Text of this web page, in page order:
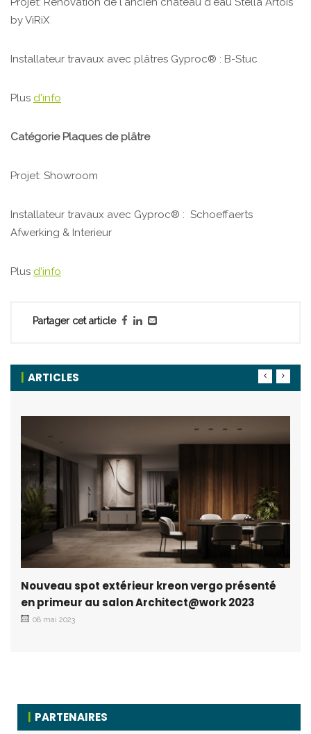
by ViRiX
Installateur travaux avec plâtres Gyproc® : B-Stuc
Plus d'info
Catégorie Plaques de plâtre
Projet: Showroom
Installateur travaux avec Gyproc® : Schoeffaerts
Afwerking & Interieur
Plus d'info
Partager cet article
ARTICLES
Nouveau spot extérieur kreon vergo présenté
en primeur au salon Architect@work 2023
08 mai 2023
PARTENAIRES